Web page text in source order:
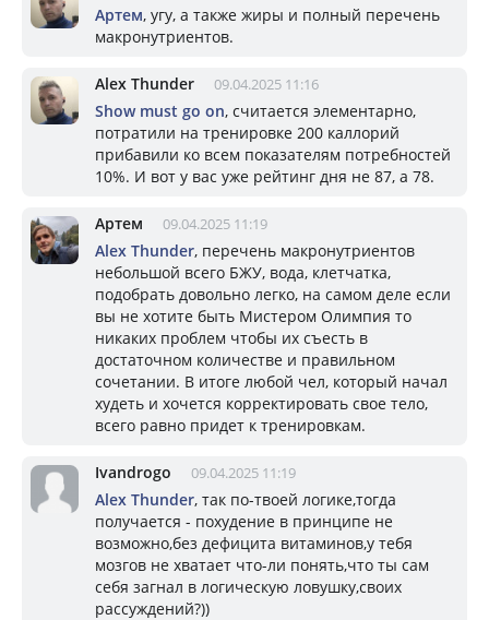
Артем, угу, а также жиры и полный перечень
макронутриентов.
Alex Thunder 09.04.2025 11:16
Show must go on, считается элементарно,
потратили на тренировке 200 каллорий
прибавили ко всем показателям потребностей
10%. И вот у вас уже рейтинг дня не 87, а 78.
Артем 09.04.2025 11:19
Alex Thunder, перечень макронутриентов
небольшой всего БЖУ, вода, клетчатка,
подобрать довольно легко, на самом деле если
вы не хотите быть Мистером Олимпия то
никаких проблем чтобы их съесть в
достаточном количестве и правильном
сочетании. В итоге любой чел, который начал
худеть и хочется корректировать свое тело,
всего равно придет к тренировкам.
Ivandrogo 09.04.2025 11:19
Alex Thunder, так по-твоей логике,тогда
получается - похудение в принципе не
возможно,без дефицита витаминов,у тебя
мозгов не хватает что-ли понять,что ты сам
себя загнал в логическую ловушку,своих
рассуждений?))